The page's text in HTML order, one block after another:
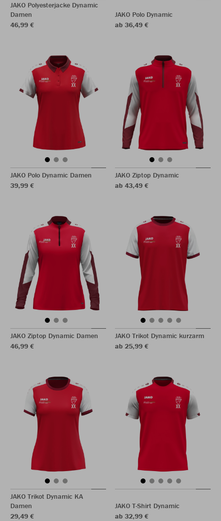
JAKO Polyesterjacke Dynamic
Damen
46,99 €
JAKO Polo Dynamic
ab 36,49 €
JAKO Polo Dynamic Damen
39,99 €
JAKO Ziptop Dynamic
ab 43,49 €
JAKO Ziptop Dynamic Damen
46,99 €
JAKO Trikot Dynamic kurzarm
ab 25,99 €
JAKO Trikot Dynamic KA
Damen
29,49 €
JAKO T-Shirt Dynamic
ab 32,99 €